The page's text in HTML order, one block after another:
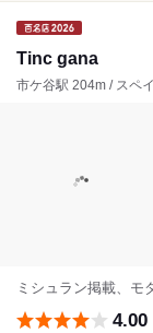
Tinc gana
市ケ谷駅 204m / スペ
ミシュラン掲載、モ
4.00